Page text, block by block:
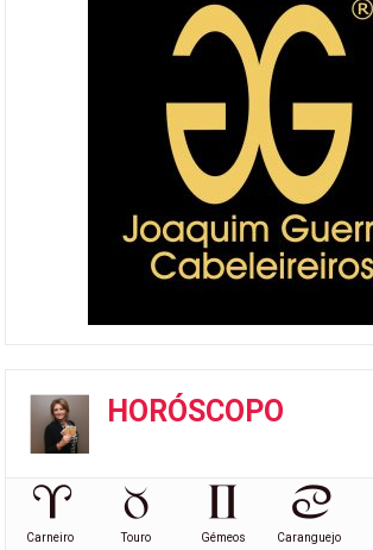
HORÓSCOPO
Carneiro Touro Gémeos Caranguejo